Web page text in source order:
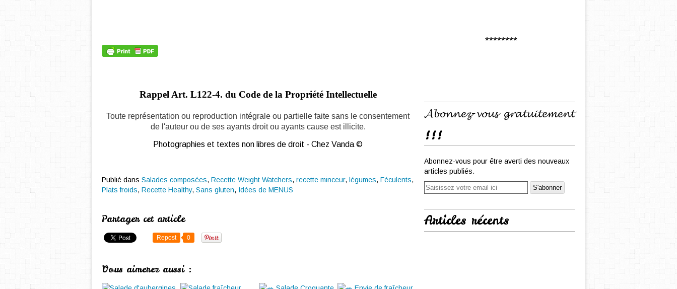
Rappel Art. L122-4. du Code de la Propriété Intellectuelle
Toute représentation ou reproduction intégrale ou partielle faite sans le consentement
de l'auteur ou de ses ayants droit ou ayants cause est illicite.
Photographies et textes non libres de droit - Chez Vanda ©
Publié dans Salades composées, Recette Weight Watchers, recette minceur, légumes, Féculents,
Plats froids, Recette Healthy, Sans gluten, Idées de MENUS
Partager cet article
Repost 0
Vous aimerez aussi :
********
𝓐𝓫𝓸𝓷𝓷𝓮𝔃-𝓿𝓸𝓾𝓼 𝓰𝓻𝓪𝓽𝓾𝓲𝓽𝓮𝓶𝓮𝓷𝓽
!!!
Abonnez-vous pour être averti des nouveaux
articles publiés.
Articles récents